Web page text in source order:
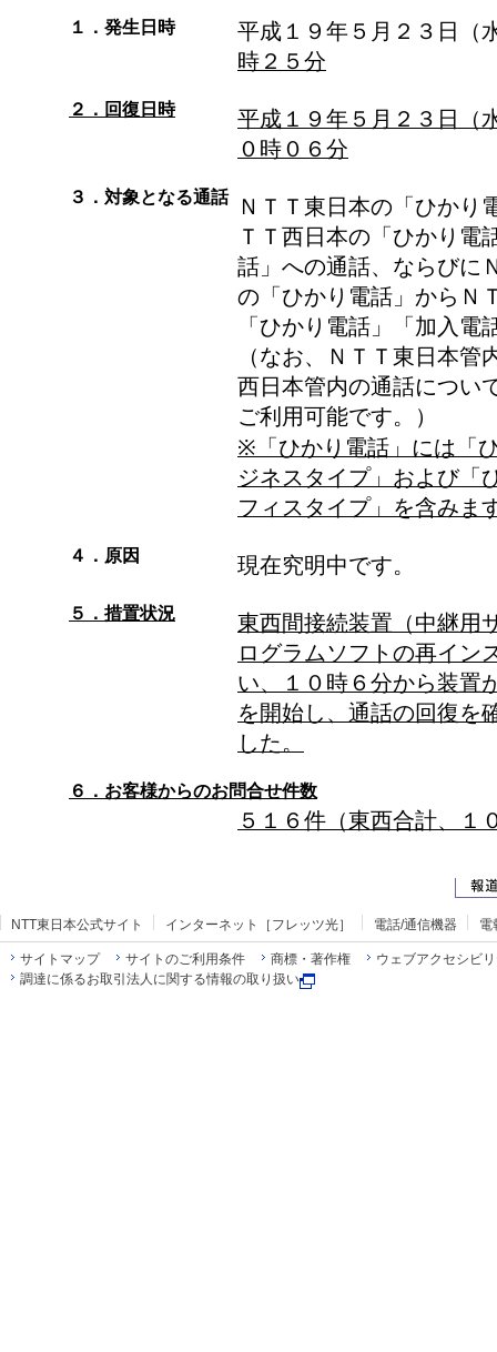
１．発生日時
平成１９年５月２３日
時２５分
２．回復日時
平成１９年５月２３日
０時０６分
３．対象となる通話
ＮＴＴ東日本の「ひかり
ＴＴ西日本の「ひかり電
話」への通話、ならびに
の「ひかり電話」からＮ
「ひかり電話」「加入電
（なお、ＮＴＴ東日本管
西日本管内の通話につい
ご利用可能です。）
※「ひかり電話」には「
ジネスタイプ」および「
フィスタイプ」を含みま
４．原因 現在究明中です。
５．措置状況
東西間接続装置（中継用
ログラムソフトの再イン
い、１０時６分から装置
を開始し、通話の回復を
した。
６．お客様からのお問合せ件数
５１６件（東西合計、１
NTT東日本公式サイト インターネット［フレッツ光］ 電話/通信機器 電
サイトマップ サイトのご利用条件 商標・著作権
ウェブアクセシビ
調達に係るお取引法人に関する情報の取り扱い